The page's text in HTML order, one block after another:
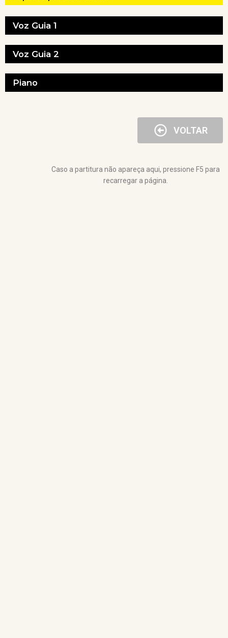
Voz Guia 1
Voz Guia 2
Piano
VOLTAR
Caso a partitura não apareça aqui, pressione F5 para
recarregar a página.